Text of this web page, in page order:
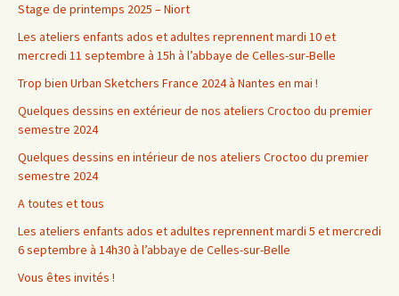
Stage de printemps 2025 – Niort
Les ateliers enfants ados et adultes reprennent mardi 10 et
mercredi 11 septembre à 15h à l’abbaye de Celles-sur-Belle
Trop bien Urban Sketchers France 2024 à Nantes en mai !
Quelques dessins en extérieur de nos ateliers Croctoo du premier
semestre 2024
Quelques dessins en intérieur de nos ateliers Croctoo du premier
semestre 2024
A toutes et tous
Les ateliers enfants ados et adultes reprennent mardi 5 et mercredi
6 septembre à 14h30 à l’abbaye de Celles-sur-Belle
Vous êtes invités !